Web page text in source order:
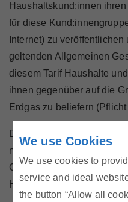
We use Cookies
We use cookies to
service and ideal
the button “Allow all
Haushaltskund:innen
für diese
Internet) zu
geltenden Allgemeinen
diesem Tarif Haushalte
ihnen gegenüber auf die
Erdgas zu beliefern
Die E-Control ist hierbei
nähere Bestimmungen
Grundversorgung und
Haushalte und